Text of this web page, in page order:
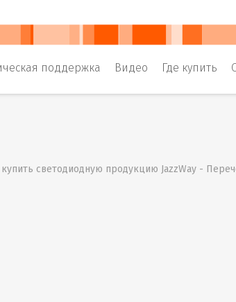
поддержка Видео Где купить
купить светодиодную продукцию JazzWay -